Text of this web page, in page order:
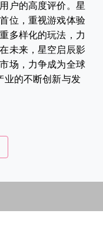
户的高度评价。星
位，重视游戏体验
多样化的玩法，力
未来，星空启辰影
场，力争成为全球
业的不断创新与发